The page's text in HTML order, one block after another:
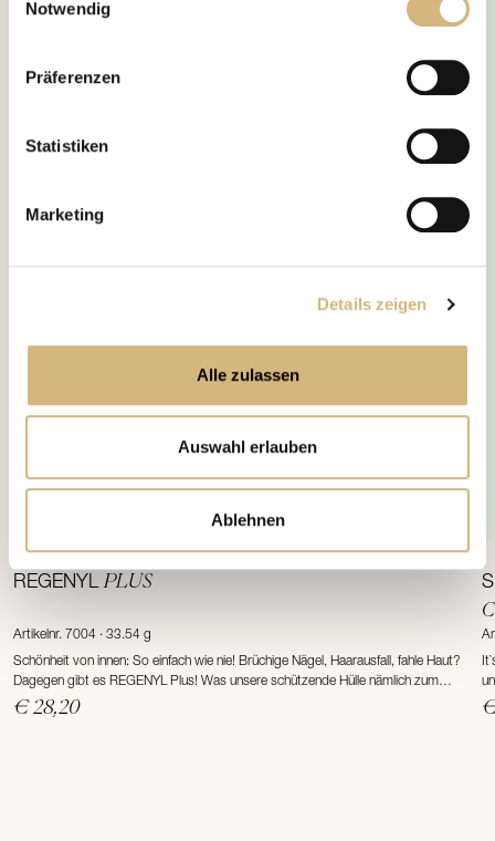
und im
mehr darüber, wer wir sind, wie Sie uns
kontaktieren können und wie wir personenbezogene
Notwendig
Präferenzen
Statistiken
Marketing
Details zeigen
Alle zulassen
Auswahl erlauben
Ablehnen
REGENYLPLUS
Artikelnr. 7004 · 33.54 g
Schönheit von innen: So einfach wie nie! Brüchige Nägel, Haarausfall, fahle Haut?
Dagegen gibt es REGENYL Plus! Was unsere schützende Hülle nämlich zum
Schönsein braucht, sind Vitalstoffe der Extraklasse.
€ 28,20